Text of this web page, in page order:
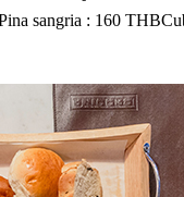
sangria : 160